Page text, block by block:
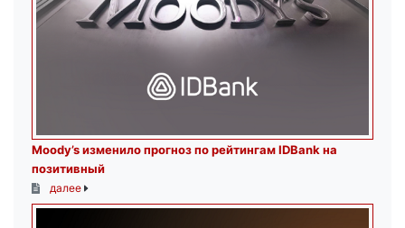
Moody’s изменило прогноз по рейтингам IDBank на
позитивный
далее